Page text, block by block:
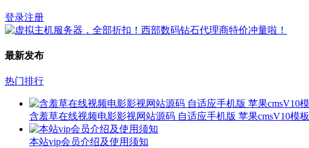
登录注册
最新发布
热门排行
含羞草在线视频电影影视网站源码 自适应手机版 苹果cmsV10模板
本站vip会员介绍及使用须知